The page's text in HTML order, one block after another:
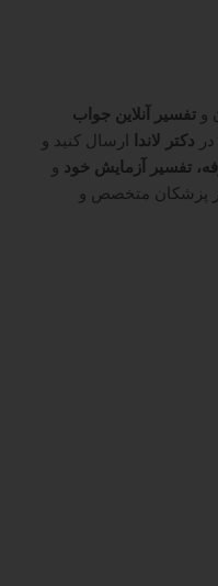
و تفسیر آنلاین جواب
دکتر لاندا
ارسال کنید و
تفسیر آزمایش خود و
از پزشکان متخصص و